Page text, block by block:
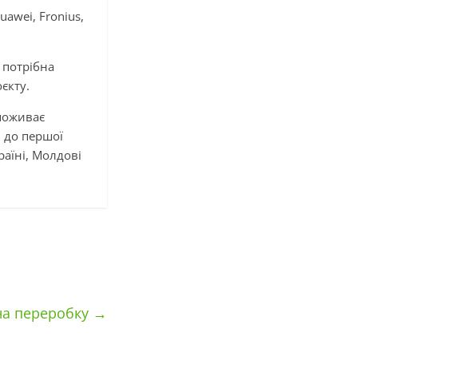
Fronius,
першої
Молдові
переробку →